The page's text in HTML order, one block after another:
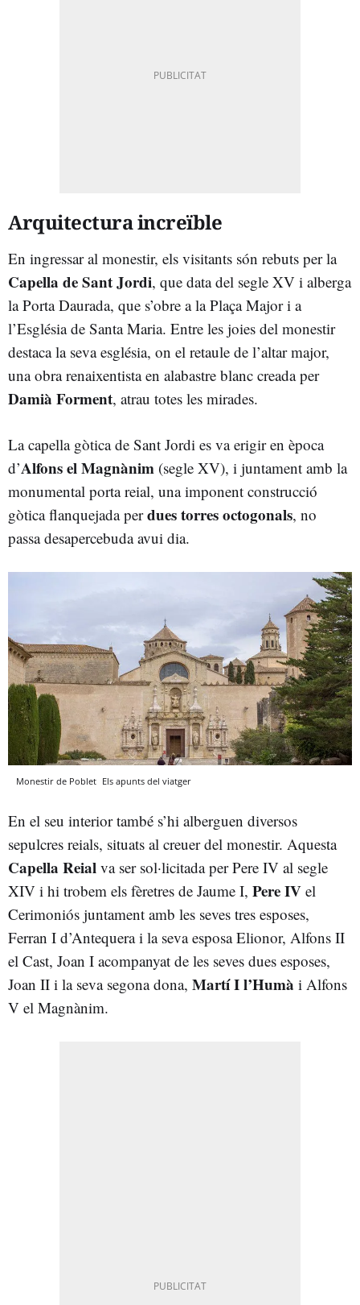
Arquitectura increïble
En ingressar al monestir, els visitants són rebuts per la
Capella de Sant Jordi, que data del segle XV i alberga
la Porta Daurada, que s’obre a la Plaça Major i a
l’Església de Santa Maria. Entre les joies del monestir
destaca la seva església, on el retaule de l’altar major,
una obra renaixentista en alabastre blanc creada per
Damià Forment, atrau totes les mirades.
La capella gòtica de Sant Jordi es va erigir en època
d’Alfons el Magnànim (segle XV), i juntament amb la
monumental porta reial, una imponent construcció
gòtica flanquejada perdues torres octogonals, no
passa desapercebuda avui dia.
Monestir de Poblet Els apunts del viatger
En el seu interior també s’hi alberguen diversos
sepulcres reials, situats al creuer del monestir. Aquesta
Capella Reial va ser sol·licitada per Pere IV al segle
XIV i hi trobem els fèretres de Jaume I, Pere IV el
Cerimoniós juntament amb les seves tres esposes,
Ferran I d’Antequera i la seva esposa Elionor, Alfons II
el Cast, Joan I acompanyat de les seves dues esposes,
Joan II i la seva segona dona, Martí I l’Humà i Alfons
V el Magnànim.